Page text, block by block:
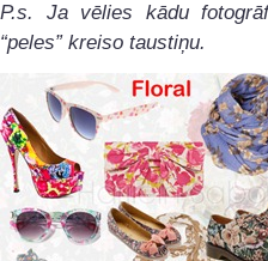
P.s. Ja vēlies kādu
“peles” kreiso taustiņu.